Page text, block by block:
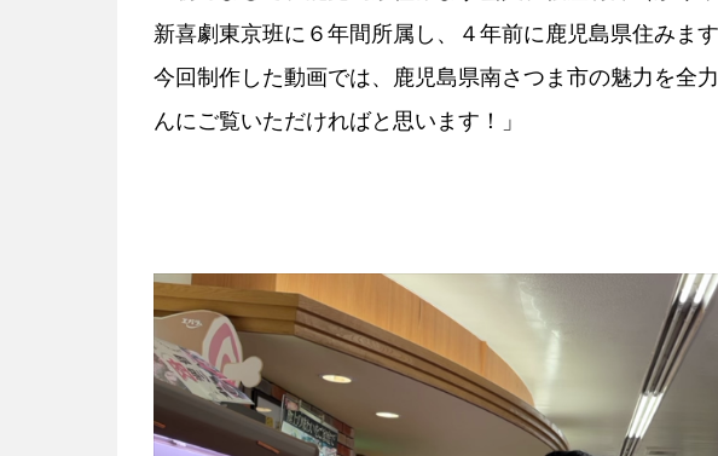
新喜劇東京班に６年間所属し、４年前に鹿児島県住みま
今回制作した動画では、鹿児島県南さつま市の魅力を全
んにご覧いただければと思います！」